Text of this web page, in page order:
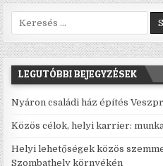
Search for:
LEGUTÓBBI BEJEGYZÉSEK
Nyáron családi ház építés
Közös célok, helyi karrier:
Helyi lehetőségek közös
Szombathely környékén